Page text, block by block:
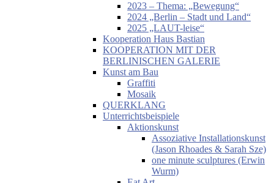
2023 – Thema: „Bewegung“
2024 „Berlin – Stadt und Land“
2025 „LAUT-leise“
Kooperation Haus Bastian
KOOPERATION MIT DER
BERLINISCHEN GALERIE
Kunst am Bau
Graffiti
Mosaik
QUERKLANG
Unterrichtsbeispiele
Aktionskunst
Assoziative Installationskunst
(Jason Rhoades & Sarah Sze)
one minute sculptures (Erwin
Wurm)